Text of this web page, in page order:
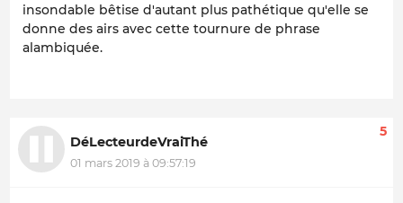
insondable bêtise d'autant plus pathétique qu'elle se
donne des airs avec cette tournure de phrase
alambiquée.
DéLecteurdeVraiThé
01 mars 2019 à 09:57:19
5